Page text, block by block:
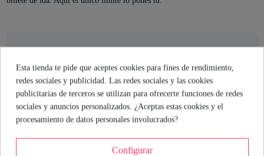
El Ethel Masturbator Torso con Thrusting 11.4 kg es ideal para
quienes buscan una experiencia realista y personalizable. Sus
modos de thrusting y velocidades permiten explorar distintas
intensidades, mientras que el material suave añade comodidad.
impermeabilidad para facilitar la higiene. Si buscas variedad y un
Esta tienda te pide que aceptes cookies para fines de rendimiento,
redes sociales y publicidad. Las redes sociales y las cookies
publicitarias de terceros se utilizan para ofrecerte funciones de redes
sociales y anuncios personalizados. ¿Aceptas estas cookies y el
procesamiento de datos personales involucrados?
Configurar